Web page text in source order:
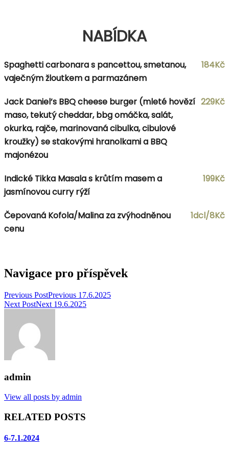
NABÍDKA
Spaghetti carbonara s pancettou, smetanou,
vaječným žloutkem a parmazánem
184Kč
Jack Daniel’s BBQ cheese burger (mleté hovězí
maso, tekutý cheddar, bbg omáčka, salát,
okurka, rajče, marinovaná cibulka, cibulové
kroužky) se stakovými hranolkami a BBQ
majonézou
229Kč
Indické Tikka Masala s krůtím masem a
jasmínovou curry rýží
199Kč
Čepovaná Kofola/Malina za zvýhodněnou
cenu
1dcl/8Kč
Navigace pro příspěvek
Previous PostPrevious 17.6.2025
Next PostNext 19.6.2025
admin
View all posts by admin
RELATED POSTS
6-7.1.2024